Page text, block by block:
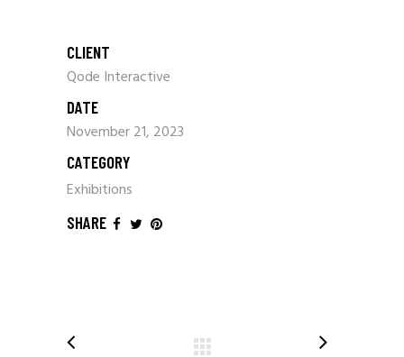
CLIENT
Qode Interactive
DATE
November 21, 2023
CATEGORY
Exhibitions
SHARE